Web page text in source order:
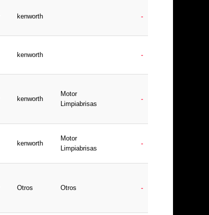
kenworth -
kenworth -
kenworth
Motor
Limpiabrisas
-
kenworth
Motor
Limpiabrisas
-
Otros Otros -